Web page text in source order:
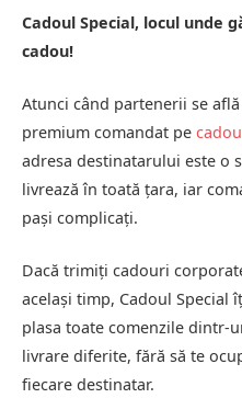
Cadoul Special, locul unde
cadou!
Atunci când partenerii se
premium comandat pe
adresa destinatarului este o
livrează în toată țara, iar
pași complicați.
Dacă trimiți cadouri
același timp, Cadoul Special
plasa toate comenzile dintr-
livrare diferite, fără să te
fiecare destinatar.